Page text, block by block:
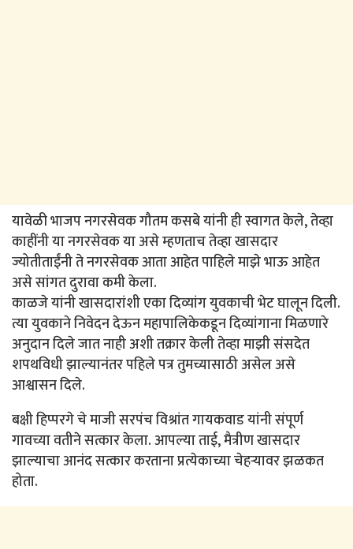
यावेळी भाजप नगरसेवक गौतम कसबे यांनी ही स्वागत केले, तेव्हा
काहींनी या नगरसेवक या असे म्हणताच तेव्हा खासदार
ज्योतीताईंनी ते नगरसेवक आता आहेत पाहिले माझे भाऊ आहेत
असे सांगत दुरावा कमी केला.
काळजे यांनी खासदारांशी एका दिव्यांग युवकाची भेट घालून दिली.
त्या युवकाने निवेदन देऊन महापालिकेकडून दिव्यांगाना मिळणारे
अनुदान दिले जात नाही अशी तक्रार केली तेव्हा माझी संसदेत
शपथविधी झाल्यानंतर पहिले पत्र तुमच्यासाठी असेल असे
आश्वासन दिले.
बक्षी हिप्परगे चे माजी सरपंच विश्रांत गायकवाड यांनी संपूर्ण
गावच्या वतीने सत्कार केला. आपल्या ताई, मैत्रीण खासदार
झाल्याचा आनंद सत्कार करताना प्रत्येकाच्या चेहऱ्यावर झळकत
होता.